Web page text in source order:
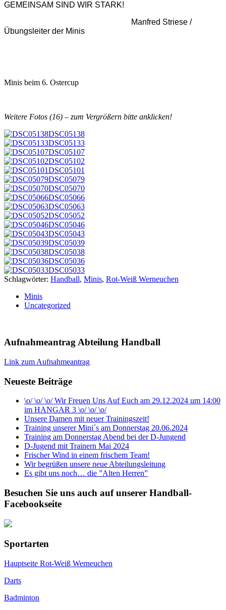
GEMEINSAM SIND WIR STARK!
Manfred Striese /
Übungsleiter der Minis
Minis beim 6. Ostercup
Weitere Fotos (16) – zum Vergrößern bitte anklicken!
DSC05138
DSC05133
DSC05107
DSC05102
DSC05101
DSC05079
DSC05070
DSC05066
DSC05063
DSC05052
DSC05046
DSC05043
DSC05039
DSC05038
DSC05036
DSC05033
Schlagwörter: Handball, Minis, Rot-Weiß Werneuchen
Minis
Uncategorized
Aufnahmeantrag Abteilung Handball
Link zum Aufnahmeantrag
Neueste Beiträge
\o/ \o/ \o/ Wir Freuen Uns Auf Euch am 29.12.2024 um 14:00
im HANGAR 3 \o/ \o/ \o/
Unsere Damen mit neuer Trainingszeit!
Training unserer Mini´s am Donnerstag 20.06.2024
Training am Donnerstag Abend bei der D-Jungend
D-Jugend mit Trainern Mai 2024
Frischer Wind in einem frischem Team!
Wir begrüßen unsere neue Abteilungsleitung
Es gibt uns noch… die ”Alten Herren”
Besuchen Sie uns auch auf unserer Handball-
Facebookseite
Sportarten
Hauptseite Rot-Weiß Werneuchen
Darts
Badminton